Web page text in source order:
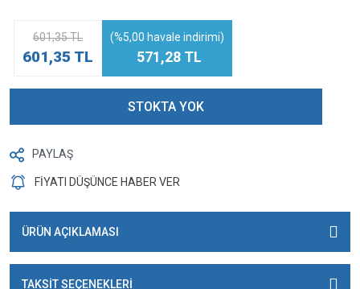
601,35 TL
601,35 TL
(%5,00 havale indirimi)
571,28 TL
STOKTA YOK
PAYLAŞ
FİYATI DÜŞÜNCE HABER VER
ÜRÜN AÇIKLAMASI
TAKSİT SEÇENEKLERİ